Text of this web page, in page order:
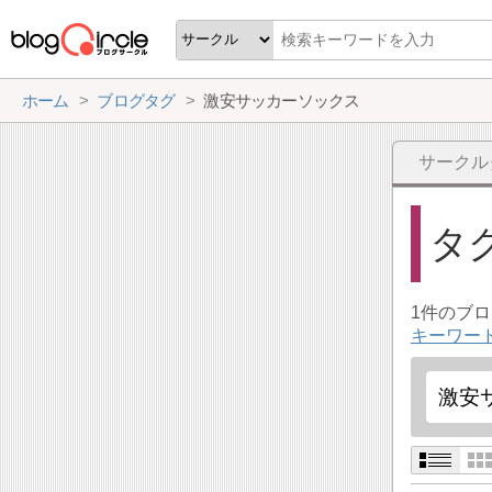
ホーム ブログタグ 激安サッカーソックス
サーク
タ
1件のブ
キーワー